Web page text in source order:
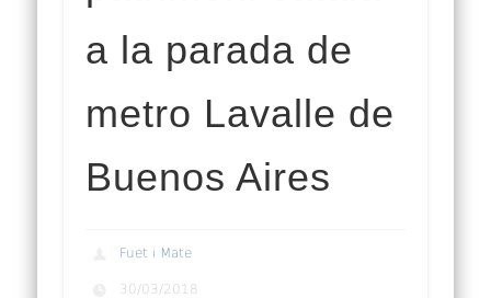
a la parada de
metro Lavalle de
Buenos Aires
Fuet i Mate
30/03/2018